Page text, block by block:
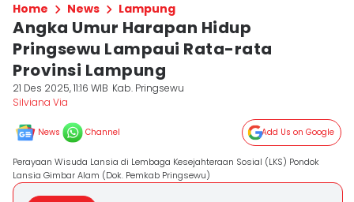
Home News Lampung
Angka Umur Harapan Hidup
Pringsewu Lampaui Rata-rata
Provinsi Lampung
21 Des 2025, 11:16 WIB Kab. Pringsewu
Silviana Via
News Channel Add Us on Google
Perayaan Wisuda Lansia di Lembaga Kesejahteraan Sosial (LKS) Pondok
Lansia Gimbar Alam (Dok. Pemkab Pringsewu)